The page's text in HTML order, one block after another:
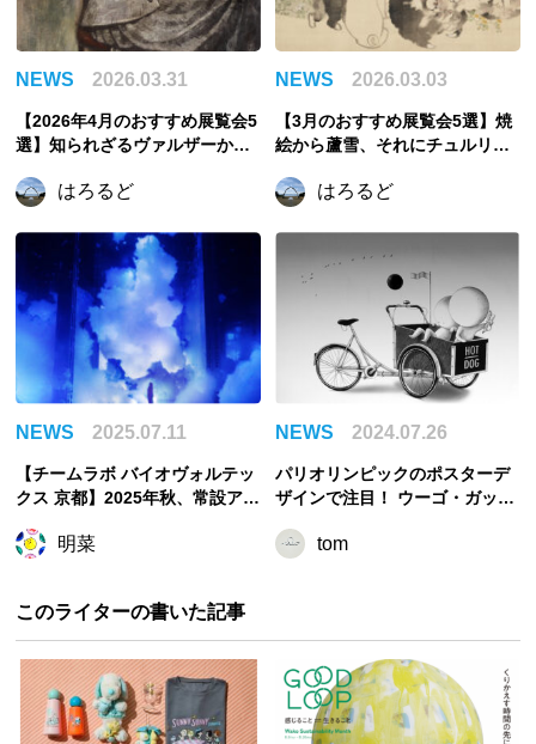
NEWS 2026.03.31
【2026年4月のおすすめ展覧会5
選】知られざるヴァルザーか
だ紫紅、そして蘇る江戸の魅力
はろるど
NEWS 2026.03.03
【3月のおすすめ展覧会5選】焼
絵から蘆雪、それにチュルリョ
はろるど
NEWS 2025.07.11
【チームラボ バイオヴォルテッ
クス 京都】2025年秋、常設アー
明菜
NEWS 2024.07.26
パリオリンピックのポスターデ
ザインで注目！ ウーゴ・ガット
tom
このライターの書いた記事